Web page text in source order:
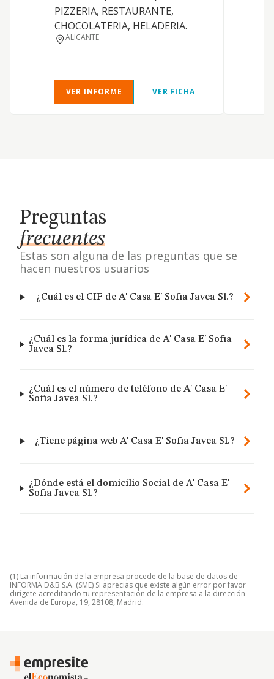
PIZZERIA, RESTAURANTE,
CHOCOLATERIA, HELADERIA.
ALICANTE
VER INFORME VER FICHA
Preguntas
frecuentes
Estas son alguna de las preguntas que se
hacen nuestros usuarios
¿Cuál es el CIF de A' Casa E' Sofia Javea Sl.?
¿Cuál es la forma jurídica de A' Casa E' Sofia
Javea Sl.?
¿Cuál es el número de teléfono de A' Casa E'
Sofia Javea Sl.?
¿Tiene página web A' Casa E' Sofia Javea Sl.?
¿Dónde está el domicilio Social de A' Casa E'
Sofia Javea Sl.?
(1) La información de la empresa procede de la base de datos de
INFORMA D&B S.A. (SME) Si aprecias que existe algún error por favor
dirígete acreditando tu representación de la empresa a la dirección
Avenida de Europa, 19, 28108, Madrid.